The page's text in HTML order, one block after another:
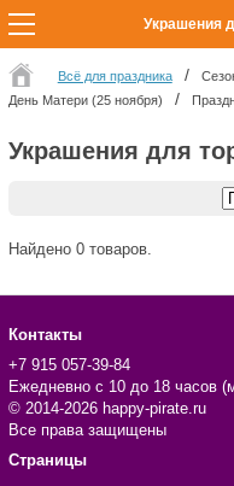
Всё для праздника
День Матери (25 ноября)
Украшения для
Найдено 0 товаров.
Контакты
+7 915 057-39-84
Ежедневно с 10 до 18 часов
© 2014-2026 happy-pirate.ru
Все права защищены
Страницы
Украшения